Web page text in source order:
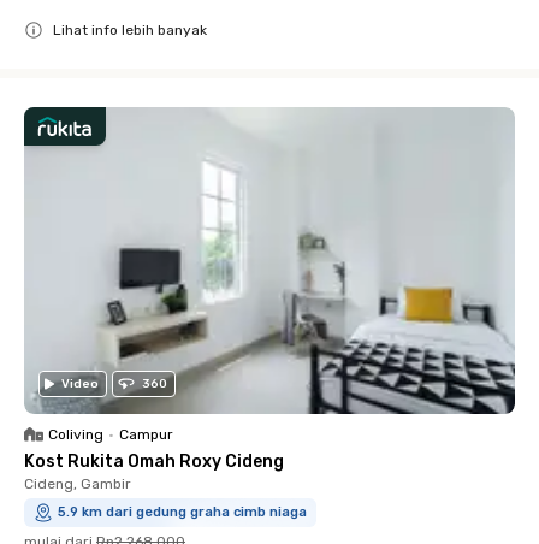
Lihat info lebih banyak
Video 360
Coliving • Campur
Kost Rukita Omah Roxy Cideng
Cideng, Gambir
5.9 km dari gedung graha cimb niaga